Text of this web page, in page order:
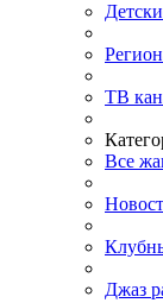
ТВ
Все
Джаз